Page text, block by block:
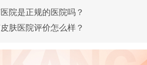
院是正规的医院吗？
肤医院评价怎么样？